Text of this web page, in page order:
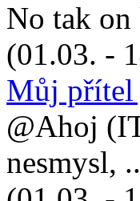
No tak
(01.03. -
Můj přítel
@Ahoj
nesmysl,